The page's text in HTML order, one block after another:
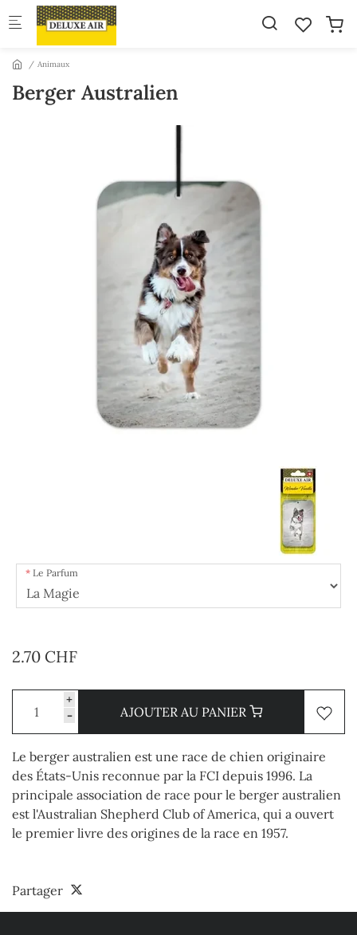
Skip to main content
Animaux
Berger Australien
Le Parfum
2.70 CHF
+
-
AJOUTER AU PANIER
Le berger australien est une race de chien originaire
des États-Unis reconnue par la FCI depuis 1996. La
principale association de race pour le berger australien
est l'Australian Shepherd Club of America, qui a ouvert
le premier livre des origines de la race en 1957.
Partager